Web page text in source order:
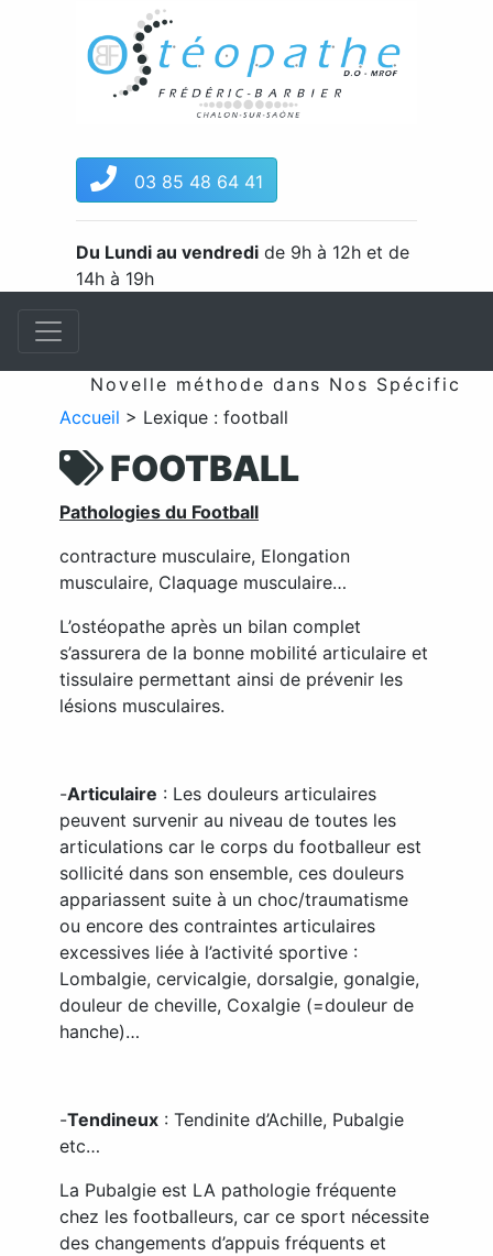
03 85 48 64 41
Du Lundi au vendredi de 9h à 12h et de
14h à 19h
Novelle méthode dans Nos Spécificités
Accueil > Lexique : football
FOOTBALL
Pathologies du Football
contracture musculaire, Elongation
musculaire, Claquage musculaire…
L’ostéopathe après un bilan complet
s’assurera de la bonne mobilité articulaire et
tissulaire permettant ainsi de prévenir les
lésions musculaires.
-Articulaire : Les douleurs articulaires
peuvent survenir au niveau de toutes les
articulations car le corps du footballeur est
sollicité dans son ensemble, ces douleurs
appariassent suite à un choc/traumatisme
ou encore des contraintes articulaires
excessives liée à l’activité sportive :
Lombalgie, cervicalgie, dorsalgie, gonalgie,
douleur de cheville, Coxalgie (=douleur de
hanche)…
-Tendineux : Tendinite d’Achille, Pubalgie
etc…
La Pubalgie est LA pathologie fréquente
chez les footballeurs, car ce sport nécessite
des changements d’appuis fréquents et